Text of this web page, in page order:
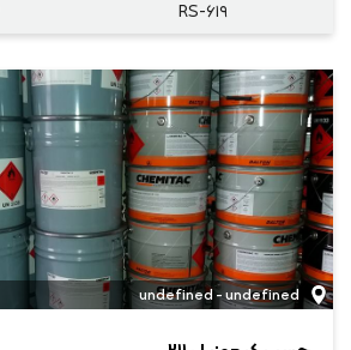
RS-۶۱۹
undefined - undefined